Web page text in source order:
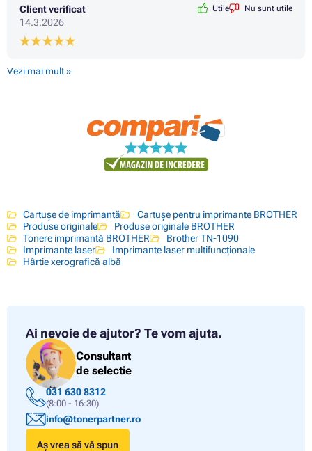
Client verificat
14.3.2026
Utile Nu sunt utile
Vezi mai mult »
Cartușe de imprimantă
Cartușe pentru imprimante BROTHER
Produse originale
Produse originale BROTHER
Tonere imprimantă BROTHER
Brother TN-1090
Imprimante laser
Imprimante laser multifuncționale
Hârtie xerografică albă
Ai nevoie de ajutor? Te vom ajuta.
Consultant
de selectie
031 630 8312
(8:00 - 16:30)
info@tonerpartner.ro
Aș vrea să vă spun